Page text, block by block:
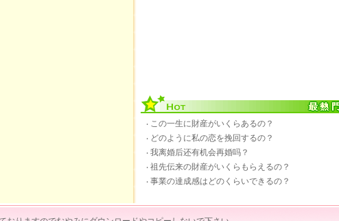
‧ この一生に財産がいくらあるの？
‧ どのように私の恋を挽回するの？
‧ 我离婚后还有机会再婚吗？
‧ 祖先伝来の財産がいくらもらえるの？
‧ 事業の達成感はどのくらいできるの？